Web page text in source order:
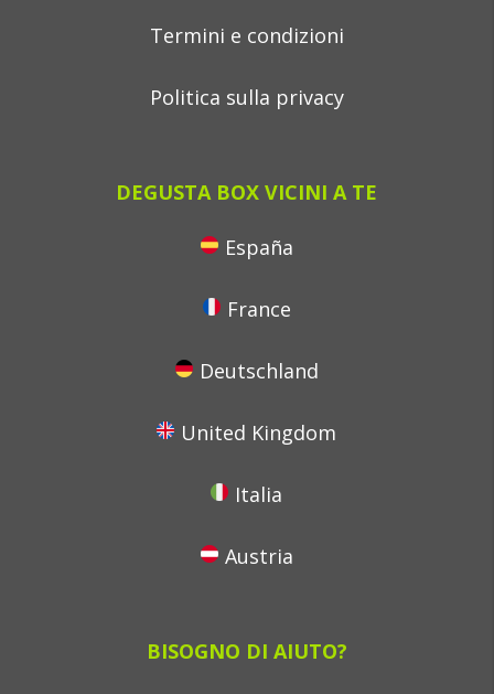
Termini e condizioni
Politica sulla privacy
DEGUSTA BOX VICINI A TE
España
France
Deutschland
United Kingdom
Italia
Austria
BISOGNO DI AIUTO?